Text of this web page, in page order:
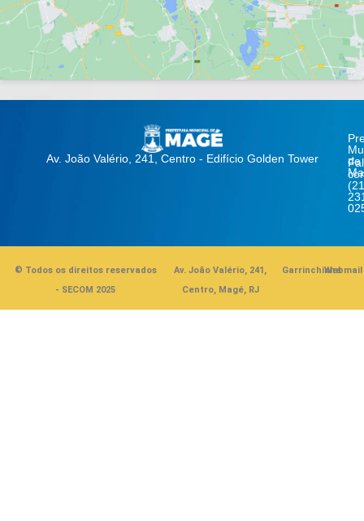
Av. João Valério, 241, Centro - Edifício Golden Tower
de
© Todos os direitos reservados
- SECOM 2025
Av. João Valério, 241,
Centro, Magé, RJ
GarrinchinhaWebmail